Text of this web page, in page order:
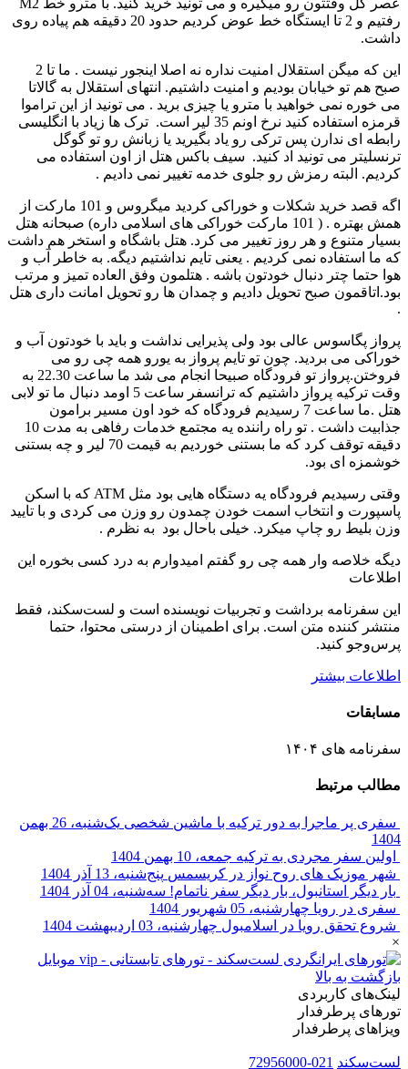
رفتیم و 2 تا ایستگاه خط عوض کردیم حدود 20 دقیقه هم پیاده روی
داشت.
این که میگن استقلال امنیت نداره نه اصلا اینجور نیست . ما تا 2
صبح هم تو خیابان بودیم و امنیت داشتیم. انتهای استقلال به گالاتا
می خوره نمی خواهید با مترو یا چیزی برید . می تونید از این تراموا
قرمزه استفاده کنید نرخ اونم 35 لیر است. ترک ها زیاد با انگلیسی
رابطه ای ندارن پس ترکی رو یاد بگیرید یا زبانش رو تو گوگل
ترنسلیتر می تونید اد کنید. سیف باکس هتل از اون استفاده می
کردیم. البته رمزش رو جلوی خدمه تغییر نمی دادیم .
اگه قصد خرید شکلات و خوراکی کردید میگروس و 101 مارکت از
همش بهتره . ( 101 مارکت خوراکی های اسلامی داره) صبحانه هتل
بسیار متنوع و هر روز تغییر می کرد. هتل باشگاه و استخر هم داشت
که ما استفاده نمی کردیم . یعنی تایم نداشتیم دیگه. به خاطر آب و
هوا حتما چتر دنبال خودتون باشه . هتلمون وفق العاده تمیز و مرتب
بود.اتاقمون صبح تحویل دادیم و چمدان ها رو تحویل امانت داری هتل
.
پرواز پگاسوس عالی بود ولی پذیرایی نداشت و باید با خودتون آب و
خوراکی می بردید. چون تو تایم پرواز به یورو همه چی رو می
فروختن.پرواز تو فرودگاه صبیحا انجام می شد ما ساعت 22.30 به
وقت ترکیه پرواز داشتیم که ترانسفر ساعت 5 اومد دنبال ما تو لابی
هتل .ما ساعت 7 رسیدیم فرودگاه که خود اون مسیر برامون
جذابیت داشت . تو راه راننده یه مجتمع خدمات رفاهی به مدت 10
دقیقه توقف کرد که ما بستنی خوردیم به قیمت 70 لیر و چه بستنی
خوشمزه ای بود.
وقتی رسیدیم فرودگاه یه دستگاه هایی بود مثل ATM که با اسکن
پاسپورت و انتخاب اسمت خودن چمدون رو وزن می کردی و با تایید
وزن بلیط رو چاپ میکرد. خیلی باحال بود به نظرم .
دیگه خلاصه وار همه چی رو گفتم امیدوارم به درد کسی بخوره این
اطلاعات
این سفرنامه برداشت و تجربیات نویسنده است و لست‌سکند، فقط
منتشر کننده متن است. برای اطمینان از درستی محتوا، حتما
پرس‌وجو کنید.
اطلاعات بیشتر
مسابقات
سفرنامه های ۱۴۰۴
مطالب مرتبط
سفری پر ماجرا به دور ترکیه با ماشین شخصی
یک‌شنبه، 26 بهمن
1404
اولین سفر مجردی به ترکیه جمعه، 10 بهمن 1404
شهر موزیک های روح نواز در کریسمس پنج‌شنبه، 13 آذر 1404
بار دیگر استانبول، بار دیگر سفر ناتمام! سه‌شنبه، 04 آذر 1404
سفری در رویا چهارشنبه، 05 شهریور 1404
شروع تحقق رویا در اسلامبول چهارشنبه، 03 اردیبهشت 1404
×
بازگشت به بالا
لینک‌های کاربردی
تورهای پرطرفدار
ویزاهای پرطرفدار
لست‌سکند 021-72956000